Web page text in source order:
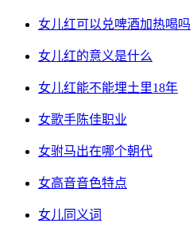
女儿红可以兑啤酒加热喝吗
女儿红的意义是什么
女儿红能不能埋土里18年
女歌手陈佳职业
女驸马出在哪个朝代
女高音音色特点
女儿同义词